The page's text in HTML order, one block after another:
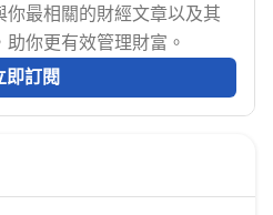
最相關的財經文章以及其
你更有效管理財富。
即訂閱